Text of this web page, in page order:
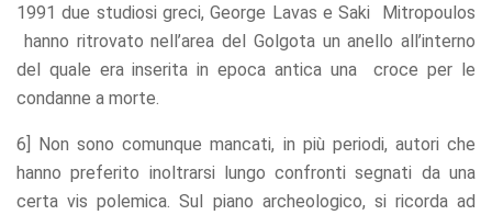
1991 due studiosi greci, George Lavas e Saki Mitropoulos
hanno ritrovato nell’area del Golgota un anello all’interno
del quale era inserita in epoca antica una croce per le
condanne a morte.
6] Non sono comunque mancati, in più periodi, autori che
hanno preferito inoltrarsi lungo confronti segnati da una
certa vis polemica. Sul piano archeologico, si ricorda ad